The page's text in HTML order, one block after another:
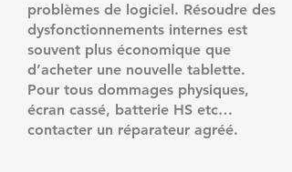
problèmes de logiciel. Résoudre des
dysfonctionnements internes est
souvent plus économique que
d’acheter une nouvelle tablette.
Pour tous dommages physiques,
écran cassé, batterie HS etc…
contacter un réparateur agréé.